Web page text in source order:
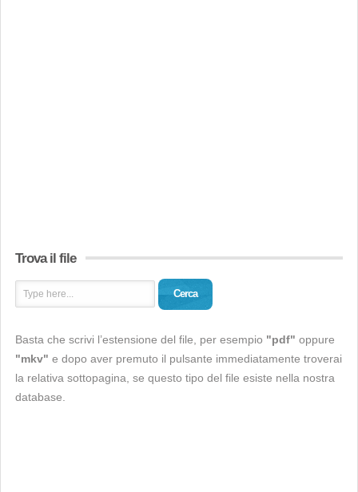
Trova il file
Cerca
Basta che scrivi l’estensione del file, per esempio "pdf" oppure
"mkv" e dopo aver premuto il pulsante immediatamente troverai
la relativa sottopagina, se questo tipo del file esiste nella nostra
database.